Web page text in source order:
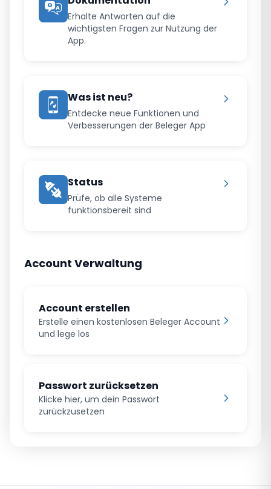
Erhalte Antworten auf die
wichtigsten Fragen zur Nutzung der
App.
Was ist neu?
Entdecke neue Funktionen und
Verbesserungen der Beleger App
Status
Prüfe, ob alle Systeme
funktionsbereit sind
Account Verwaltung
Account erstellen
Erstelle einen kostenlosen Beleger Account
und lege los
Passwort zurücksetzen
Klicke hier, um dein Passwort
zurückzusetzen